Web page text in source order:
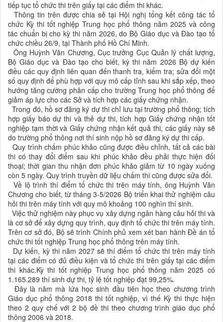
tiếp tục tổ chức thi trên giấy tại các điểm thi khác.
Thông tin trên được chia sẻ tại Hội nghị tổng kết công tác tổ
chức Kỳ thi tốt nghiệp Trung học phổ thông năm 2025 và công
tác chuẩn bị cho kỳ thi năm 2026, do Bộ Giáo dục và Đào tạo tổ
chức chiều 26/9, tại Thành phố Hồ Chí Minh.
Ông Huỳnh Văn Chương, Cục trưởng Cục Quản lý chất lượng,
Bộ Giáo dục và Đào tạo cho biết, kỳ thi năm 2026 Bộ dự kiến
điều các quy định liên quan đến thanh tra, kiểm tra; sửa đổi một
số quy định để phù hợp với quy mô cấp tỉnh sau khi sắp xếp, theo
hướng tăng cường phân cấp cho trường Trung học phổ thông để
giảm áp lực cho các Sở và tích hợp các giấy chứng nhận.
Trong đó, hồ sơ đăng ký dự thi chỉ lưu tại trường phổ thông; tích
hợp giấy báo dự thi và thẻ dự thi, tích hợp Giấy chứng nhận tốt
nghiệp tạm thời và Giấy chứng nhận kết quả thi, các giấy này sẽ
do trường phổ thông nơi thí sinh nộp hồ sơ đăng ký dự thi cấp.
Quy trình chấm phúc khảo cũng được điều chỉnh, tất cả các bài
thi có thay đổi điểm sau khi phúc khảo đều phải thực hiện đối
thoại; thời gian thu nhận đơn phúc khảo giảm từ 10 ngày xuống
còn 5 ngày. Quy trình truyền dữ liệu chấm thi cũng được sửa đổi.
Về lộ trình thí điểm tổ chức thi trên máy tính, ông Huỳnh Văn
Chương cho biết, từ tháng 3-5/2026 Bộ triển khai thử nghiệm câu
hỏi thi trên máy tính với quy mô khoảng 100 nghìn thí sinh.
Việc thử nghiệm này phục vụ xây dựng ngân hàng câu hỏi thi và
là cơ sở để xây dựng quy trình, quy định tổ chức thi trên máy tính.
Trên cơ sở đó, Bộ sẽ trình Chính phủ xem xét ban hành Đề án tổ
chức thi tốt nghiệp Trung học phổ thông trên máy tính.
Dự kiến, kỳ thi năm 2027 sẽ thí điểm tổ chức thi trên máy tính
tại các điểm có đủ điều kiện và tổ chức thi trên giấy tại các điểm
thi khác.Kỳ thi tốt nghiệp Trung học phổ thông năm 2025 có
1.165.289 thí sinh dự thi, tỷ lệ tốt nghiệp đạt 99,25%.
Đây là năm mà lứa học sinh đầu tiên học theo chương trình
Giáo dục phổ thông 2018 thi tốt nghiệp, vì thế Kỳ thi thực hiện
theo 2 quy chế với 2 bộ đề thi theo chương trình giáo dục phổ
thông 2006 và 2018.